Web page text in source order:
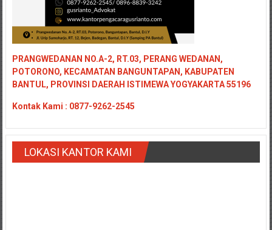
PRANGWEDANAN NO.A-2, RT.03, PERANG WEDANAN,
POTORONO, KECAMATAN BANGUNTAPAN, KABUPATEN
BANTUL, PROVINSI DAERAH ISTIMEWA YOGYAKARTA 55196
Kontak Kami : 0877-9262-2545
LOKASI KANTOR KAMI